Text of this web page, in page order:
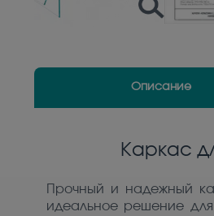
Описание
Каркас
Прочный и надежный
идеальное решение